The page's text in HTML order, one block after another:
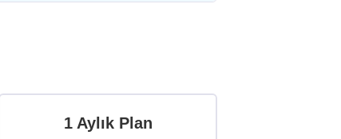
1 Aylık Plan